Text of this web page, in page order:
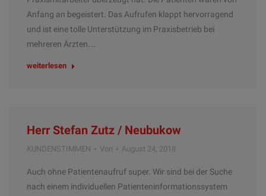
Anfang an begeistert. Das Aufrufen klappt hervorragend
und ist eine tolle Unterstützung im Praxisbetrieb bei
mehreren Ärzten.…
weiterlesen
Herr Stefan Zutz / Neubukow
KUNDENSTIMMEN Von August 24, 2018
Auch ohne Patientenaufruf super. Wir sind bei der Suche
nach einem individuellen Patienteninformationssystem